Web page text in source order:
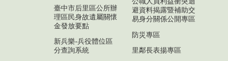
臺中市后里區公所辦
理區民身故遺屬關懷
金發放要點
新兵樂-兵役體位區
分查詢系統
避資料揭露暨補助交
易身分關係公開專區
防災專區
里鄰長表揚專區